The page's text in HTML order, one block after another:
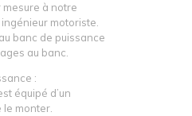
à notre
motoriste.
banc de puissance
au banc.
:
équipé d’un
monter.